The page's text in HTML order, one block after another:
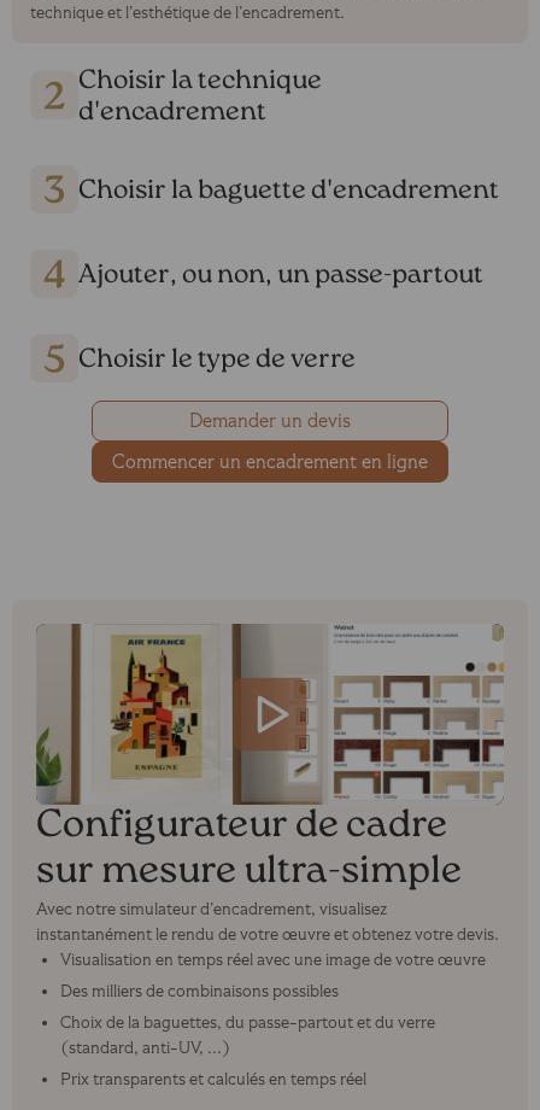
technique et l’esthétique de l’encadrement.
Choisir la technique
d'encadrement
Choisir la baguette d'encadrement
Ajouter, ou non, un passe-partout
Choisir le type de verre
Demander un devis
Commencer un encadrement en ligne
Configurateur de cadre
sur mesure ultra-simple
Avec notre simulateur d’encadrement, visualisez
instantanément le rendu de votre œuvre et obtenez votre devis.
Visualisation en temps réel avec une image de votre œuvre
Des milliers de combinaisons possibles
Choix de la baguettes, du passe-partout et du verre
(standard, anti-UV, ...)
Prix transparents et calculés en temps réel